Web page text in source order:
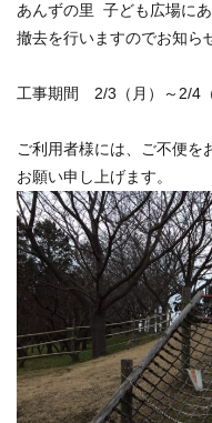
あんずの里 子ども広場に
撤去を行いますのでお知ら
工事期間 2/3（月）～2/4
ご利用者様には、ご不便を
お願い申し上げます。